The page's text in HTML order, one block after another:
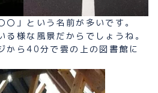
〇」という名前が多いです。
る様な風景だからでしょうね。
から40分で雲の上の図書館に